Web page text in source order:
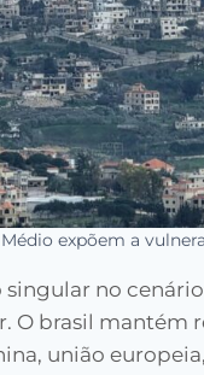
expõem a
no
O brasil
união